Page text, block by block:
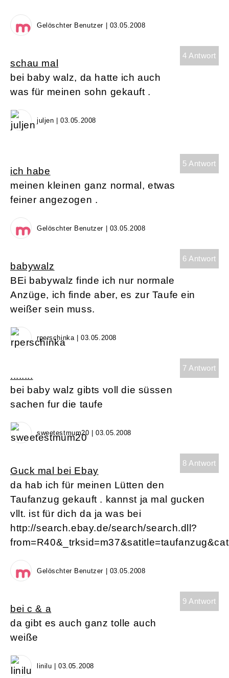
Gelöschter Benutzer | 03.05.2008
4 Antwort
schau mal
bei baby walz, da hatte ich auch
was für meinen sohn gekauft .
juljen | 03.05.2008
5 Antwort
ich habe
meinen kleinen ganz normal, etwas
feiner angezogen .
Gelöschter Benutzer | 03.05.2008
6 Antwort
babywalz
BEi babywalz finde ich nur normale
Anzüge, ich finde aber, es zur Taufe ein
weißer sein muss.
rperschinka | 03.05.2008
7 Antwort
........
bei baby walz gibts voll die süssen
sachen fur die taufe
sweetestmum20 | 03.05.2008
8 Antwort
Guck mal bei Ebay
da hab ich für meinen Lütten den
Taufanzug gekauft . kannst ja mal gucken
vllt. ist für dich da ja was bei
http://search.ebay.de/search/search.dll?
Gelöschter Benutzer | 03.05.2008
9 Antwort
bei c & a
da gibt es auch ganz tolle auch
weiße
linilu | 03.05.2008